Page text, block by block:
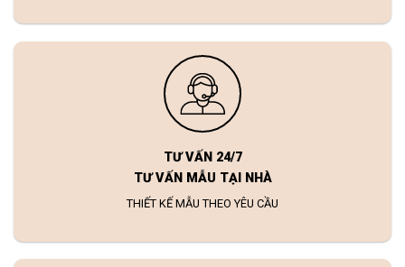
TƯ VẤN 24/7
TƯ VẤN MẪU TẠI NHÀ
THIẾT KẾ MẪU THEO YÊU CẦU